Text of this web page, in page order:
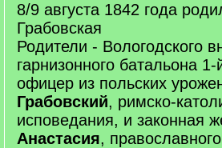
8/9 августа 1842 года
Грабовская
Родители - Вологодского
гарнизонного батальона
офицер из польских
Грабовский, римско-
исповедания, и законная
Анастасия,